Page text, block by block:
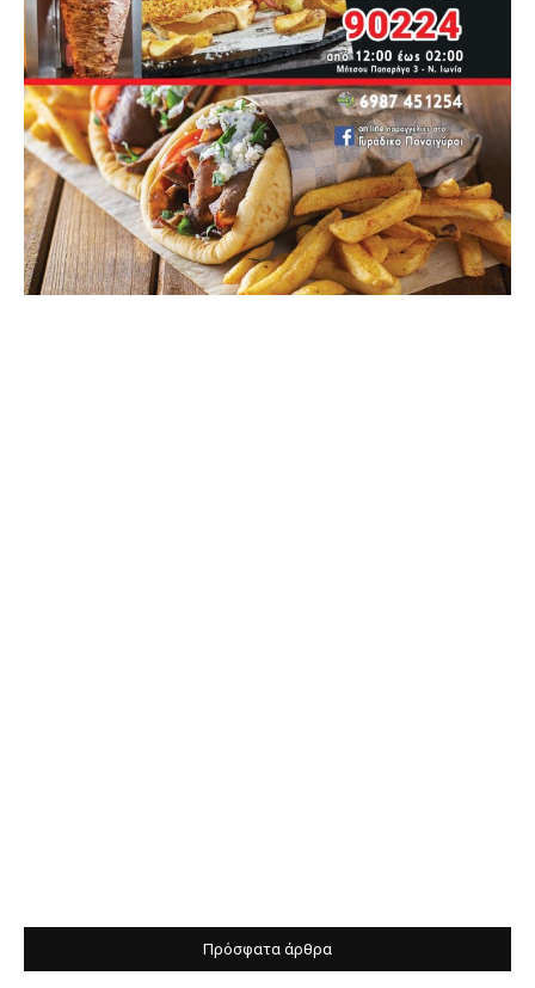
Πρόσφατα άρθρα